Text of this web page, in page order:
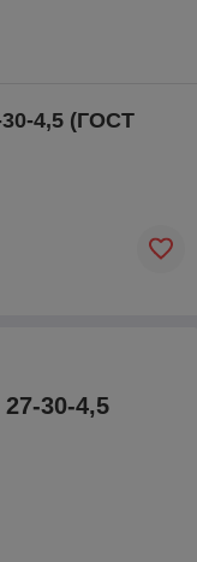
4,5 (ГОСТ
30-4,5